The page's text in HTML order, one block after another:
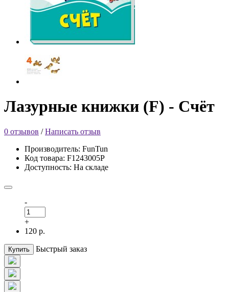
Лазурные книжки (F) - Счёт
0 отзывов /Написать отзыв
Производитель: FunTun
Код товара: F1243005Р
Доступность: На складе
-
+
120 р.
Купить Быстрый заказ